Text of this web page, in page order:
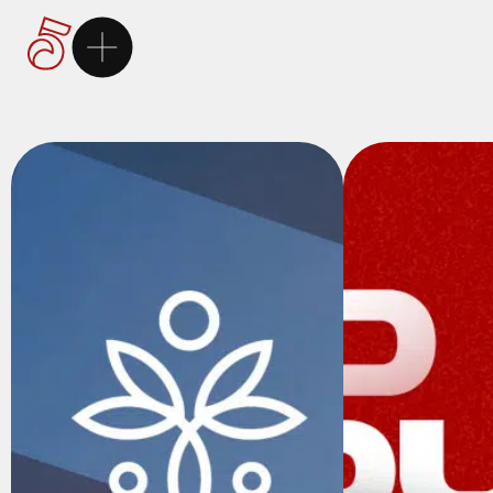
5Brand
Markalarımız
Hizmetlerimiz
Kariyer
İletişim